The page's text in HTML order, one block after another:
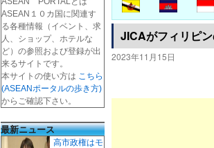
ン
ツ
へ
ス
キ
JICAがフィリピ
2023年11月15日
ASEAN１０カ国に関連す
る各種情報（イベント、求
人、ショップ、ホテルな
ど）の参照および登録が出
来るサイトです。
本サイトの使い方は こちら
(ASEANポータルの歩き方)
からご確認下さい。
最新ニュース
高市政権はモ